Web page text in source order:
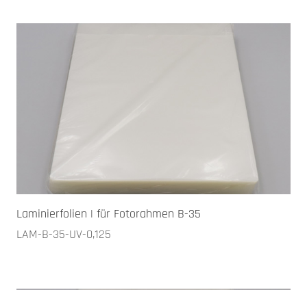
Laminierfolien | für Fotorahmen B-35
LAM-B-35-UV-0,125